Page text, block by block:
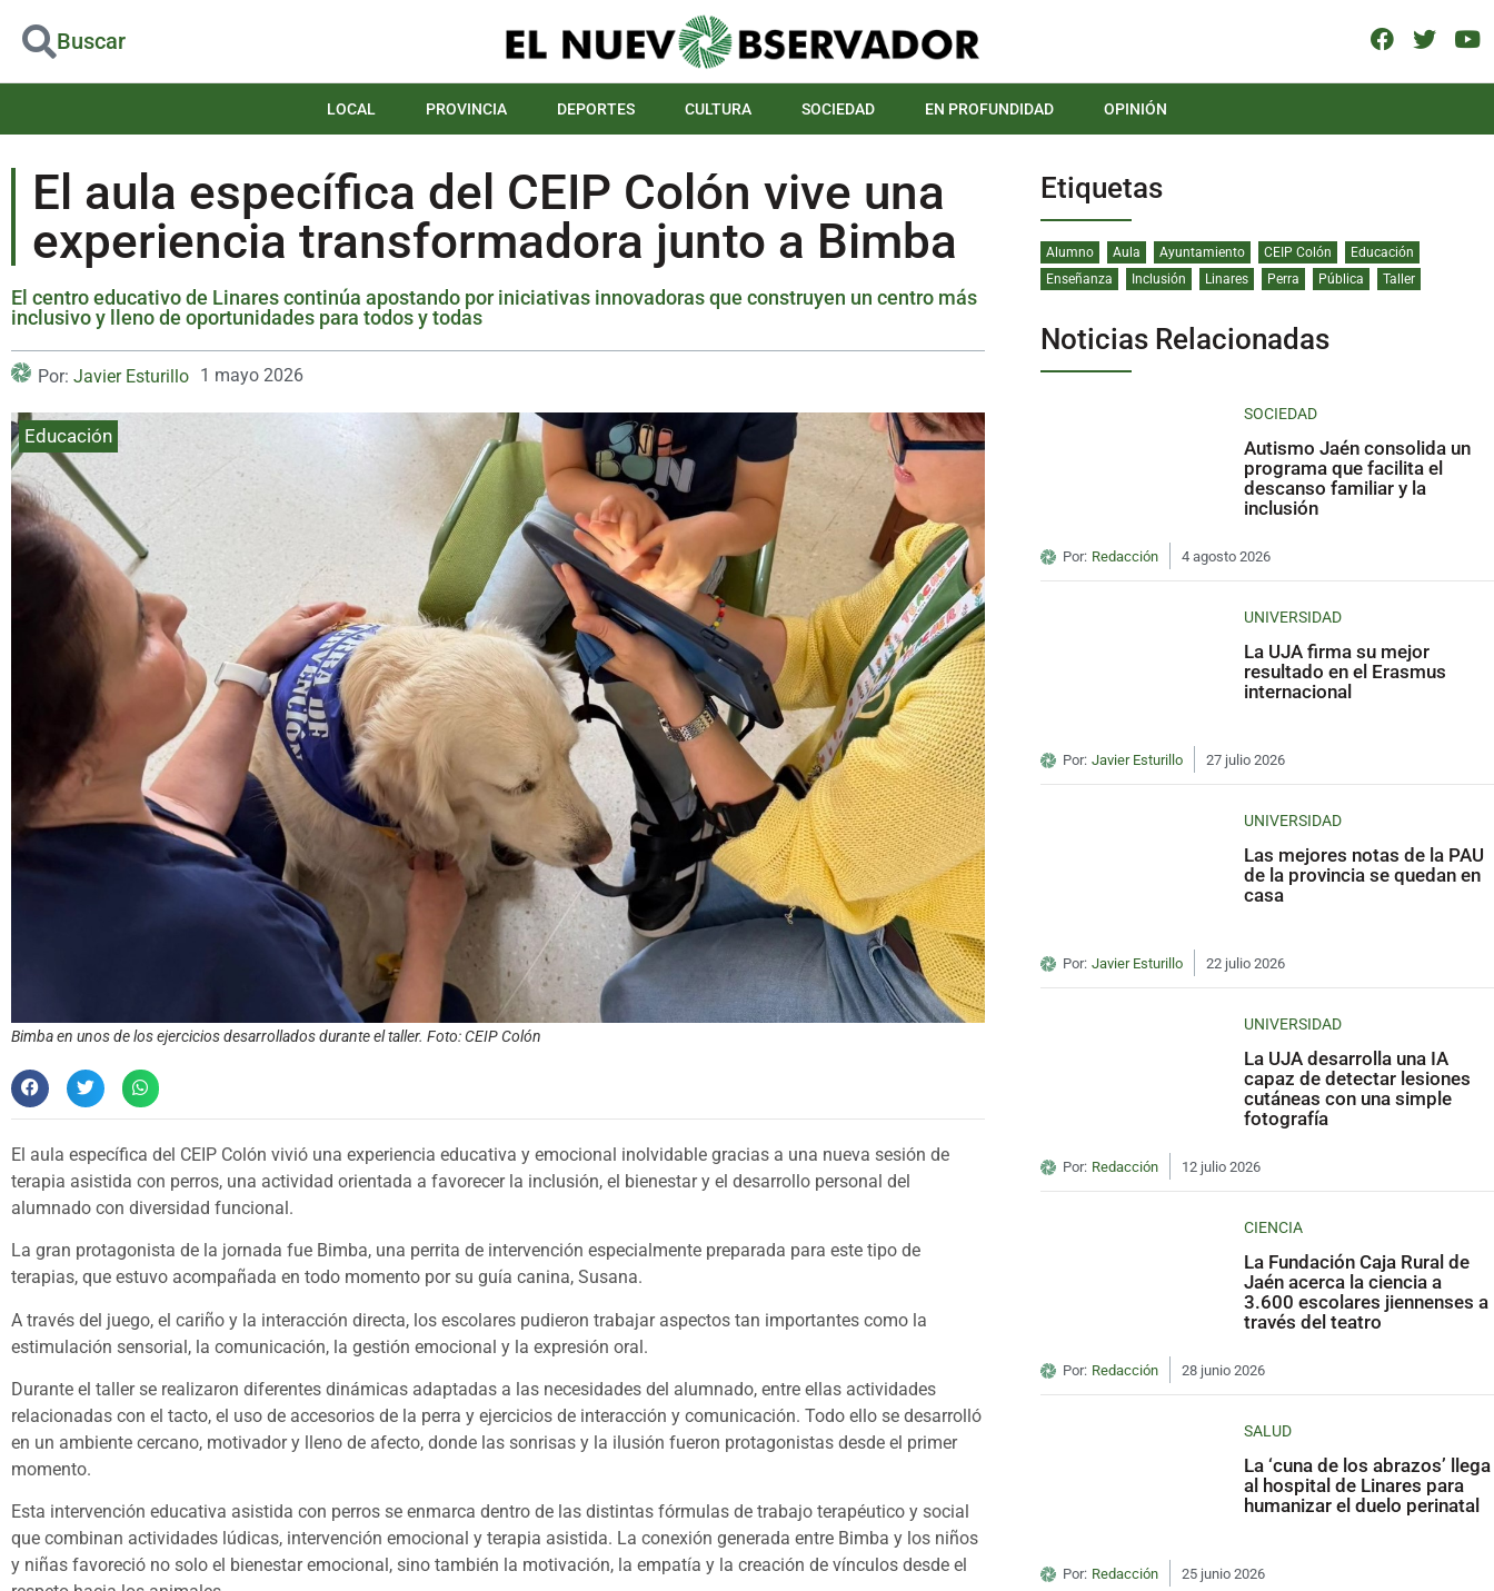
Buscar
LOCAL PROVINCIA DEPORTES CULTURA SOCIEDAD EN PROFUNDIDAD OPINIÓN
El aula específica del CEIP Colón vive una
experiencia transformadora junto a Bimba
El centro educativo de Linares continúa apostando por iniciativas innovadoras que construyen un centro más
inclusivo y lleno de oportunidades para todos y todas
Por: Javier Esturillo 1 mayo 2026
Educación
Bimba en unos de los ejercicios desarrollados durante el taller. Foto: CEIP Colón
El aula específica del CEIP Colón vivió una experiencia educativa y emocional inolvidable gracias a una nueva sesión de
terapia asistida con perros, una actividad orientada a favorecer la inclusión, el bienestar y el desarrollo personal del
alumnado con diversidad funcional.
La gran protagonista de la jornada fue Bimba, una perrita de intervención especialmente preparada para este tipo de
terapias, que estuvo acompañada en todo momento por su guía canina, Susana.
A través del juego, el cariño y la interacción directa, los escolares pudieron trabajar aspectos tan importantes como la
estimulación sensorial, la comunicación, la gestión emocional y la expresión oral.
Durante el taller se realizaron diferentes dinámicas adaptadas a las necesidades del alumnado, entre ellas actividades
relacionadas con el tacto, el uso de accesorios de la perra y ejercicios de interacción y comunicación. Todo ello se desarrolló
en un ambiente cercano, motivador y lleno de afecto, donde las sonrisas y la ilusión fueron protagonistas desde el primer
momento.
Esta intervención educativa asistida con perros se enmarca dentro de las distintas fórmulas de trabajo terapéutico y social
que combinan actividades lúdicas, intervención emocional y terapia asistida. La conexión generada entre Bimba y los niños
y niñas favoreció no solo el bienestar emocional, sino también la motivación, la empatía y la creación de vínculos desde el
Etiquetas
Alumno Aula Ayuntamiento CEIP Colón
Educación
Enseñanza
Inclusión Linares Perra Pública Taller
Noticias Relacionadas
SOCIEDAD
Autismo Jaén consolida un
programa que facilita el
descanso familiar y la
inclusión
Por: Redacción 4 agosto 2026
UNIVERSIDAD
La UJA firma su mejor
resultado en el Erasmus
internacional
Por: Javier Esturillo 27 julio 2026
UNIVERSIDAD
Las mejores notas de la PAU
de la provincia se quedan en
casa
Por: Javier Esturillo 22 julio 2026
UNIVERSIDAD
La UJA desarrolla una IA
capaz de detectar lesiones
cutáneas con una simple
fotografía
Por: Redacción 12 julio 2026
CIENCIA
La Fundación Caja Rural de
Jaén acerca la ciencia a
3.600 escolares jiennenses a
través del teatro
Por: Redacción 28 junio 2026
SALUD
La ‘cuna de los abrazos’ llega
al hospital de Linares para
humanizar el duelo perinatal
Por: Redacción 25 junio 2026